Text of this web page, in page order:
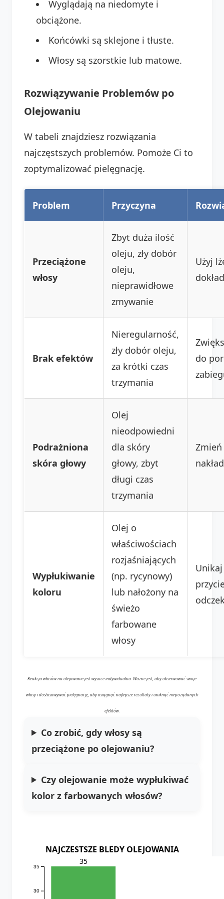
Wyglądają na niedomyte i
obciążone.
Końcówki są sklejone i tłuste.
Włosy są szorstkie lub matowe.
Rozwiązywanie Problemów po
Olejowaniu
W tabeli znajdziesz rozwiązania
najczęstszych problemów. Pomoże Ci to
zoptymalizować pielęgnację.
Problem Przyczyna
Przeciążone
włosy
Zbyt duża ilość
oleju, zły dobór
oleju,
nieprawidłowe
zmywanie
Użyj
Brak efektów
Nieregularność,
zły dobór oleju,
za krótki czas
trzymania
do
Podrażniona
skóra głowy
Olej
nieodpowiedni
dla skóry
głowy, zbyt
długi czas
trzymania
Wypłukiwanie
koloru
Olej o
właściwościach
rozjaśniających
(np. rycynowy)
lub nałożony na
świeżo
farbowane
włosy
Reakcja włosów na olejowanie jest wysoce indywidualna. Ważne jest, aby obserwować swoje
włosy i dostosowywać pielęgnację, aby osiągnąć najlepsze rezultaty i uniknąć niepożądanych
efektów.
Co zrobić, gdy włosy są
przeciążone po olejowaniu?
Czy olejowanie może wypłukiwać
kolor z farbowanych włosów?
NAJCZESTSZE BLEDY OLEJOWANIA
30
35
35